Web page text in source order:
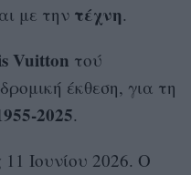
με την τέχνη.
Vuitton τού
έκθεση, για τη
2025.
11 Ιουνίου 2026. Ο